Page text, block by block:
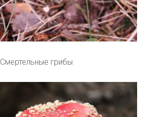
Смертельные грибы